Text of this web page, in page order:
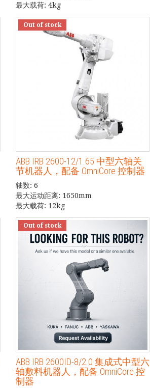
最大载荷: 4kg
Out of stock
ABB IRB 2600-12/1.65 中型六轴关
节机器人，配备 OmniCore 控制器
轴数: 6
最大运动距离: 1650mm
最大载荷: 12kg
Out of stock
ABB IRB 2600ID-8/2.0 集成式中型六
轴敷料机器人，配备 OmniCore 控
制器